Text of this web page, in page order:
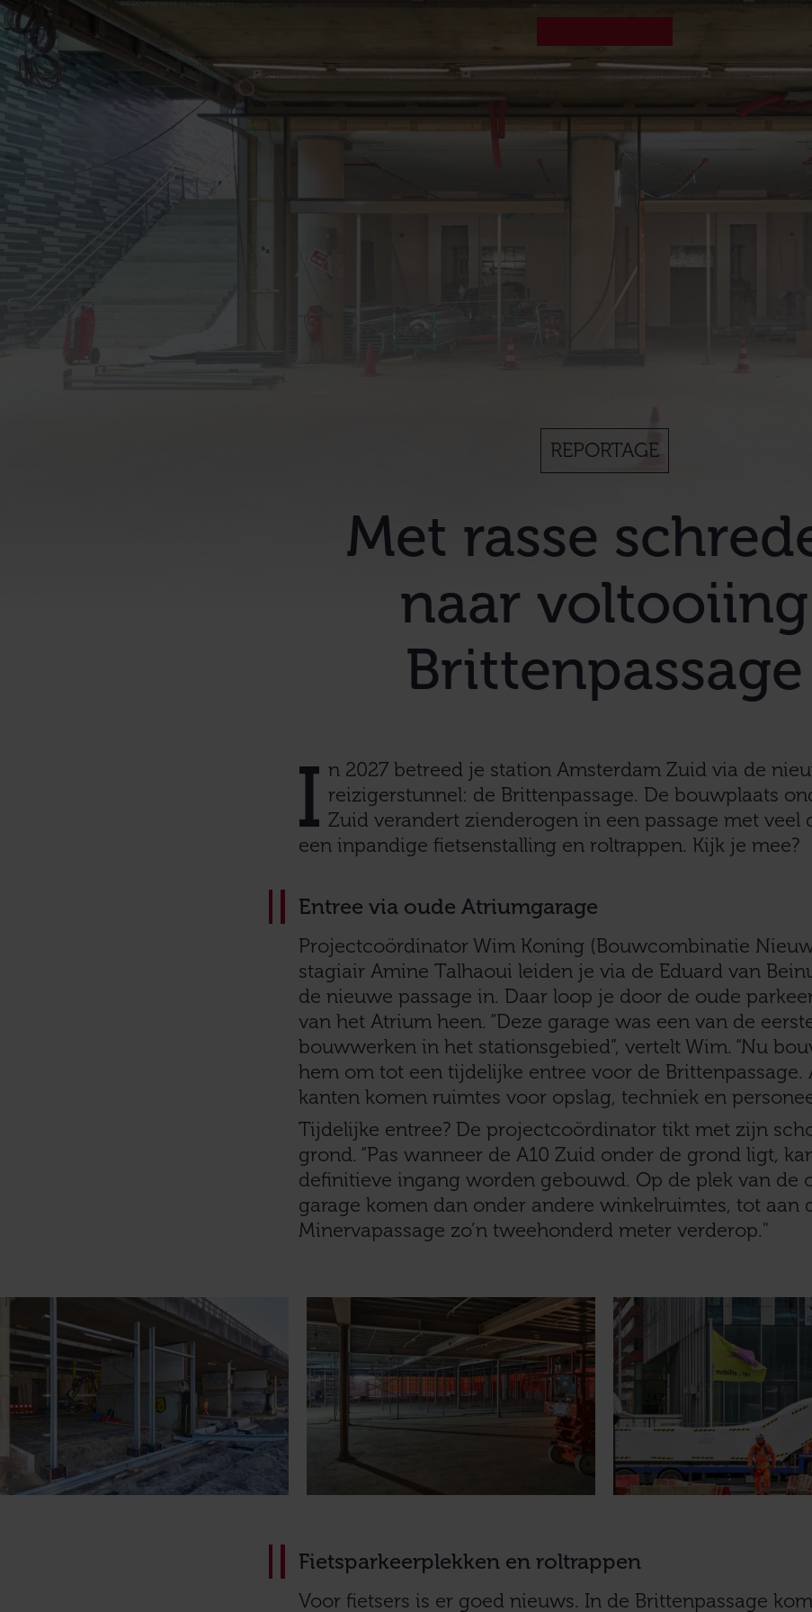
REPORTAGE
Met rasse
naar voltooiing
Brittenpassage
I n 2027 betreed je station Amsterdam Zuid via de
reizigerstunnel: de Brittenpassage. De bouwplaats
Zuid verandert zienderogen in een passage met veel
een inpandige fietsenstalling en roltrappen. Kijk je mee?
Entree via oude Atriumgarage
Projectcoördinator Wim Koning (Bouwcombinatie
stagiair Amine Talhaoui leiden je via de Eduard van
de nieuwe passage in. Daar loop je door de oude
van het Atrium heen. “Deze garage was een van de
bouwwerken in het stationsgebied”, vertelt Wim. “Nu
hem om tot een tijdelijke entree voor de Brittenpassage.
kanten komen ruimtes voor opslag, techniek en
Tijdelijke entree? De projectcoördinator tikt met zijn
grond. “Pas wanneer de A10 Zuid onder de grond ligt,
definitieve ingang worden gebouwd. Op de plek van de
garage komen dan onder andere winkelruimtes, tot aan
Minervapassage zo’n tweehonderd meter verderop."
Fietsparkeerplekken en roltrappen
Voor fietsers is er goed nieuws. In de Brittenpassage